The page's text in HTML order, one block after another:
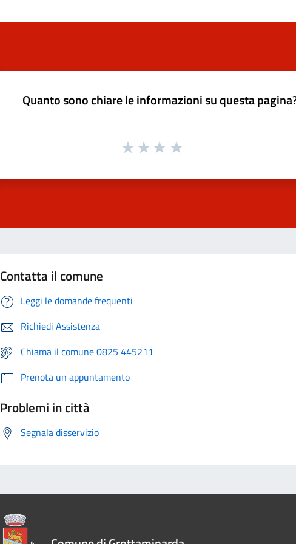
Quanto sono chiare le informazioni su questa
Contatta il comune
Leggi le domande frequenti
Richiedi Assistenza
Chiama il comune 0825 445211
Prenota un appuntamento
Problemi in città
Segnala disservizio